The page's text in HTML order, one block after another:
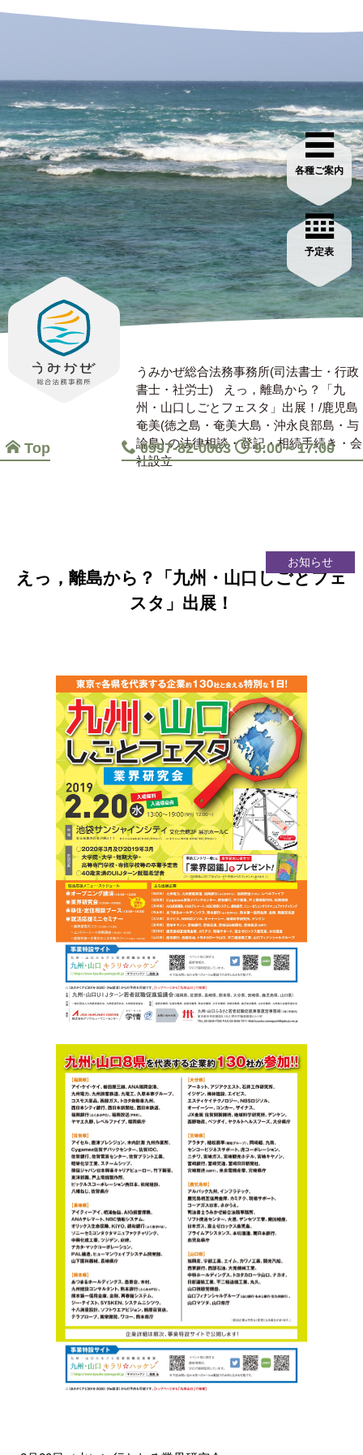
Top 0997-82-0063 9:00～17:00
各種ご案内
予定表
うみかぜ総合法務事務所(司法書士・行政
書士・社労士)
えっ，離島から？「九
州・山口しごとフェスタ」出展！/鹿児島
奄美(徳之島・奄美大島・沖永良部島・与
論島) の法律相談・登記・相続手続き・会
社設立
えっ，離島から？「九州・山口しごとフェ
スタ」出展！
お知らせ